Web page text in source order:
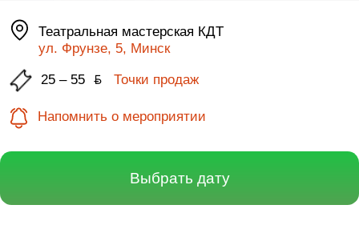
Театральная мастерская КДТ
ул. Фрунзе, 5, Минск
25 – 55 ƃ Точки продаж
Напомнить о мероприятии
Выбрать дату